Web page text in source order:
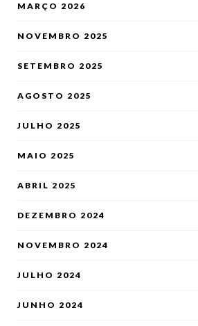
MARÇO 2026
NOVEMBRO 2025
SETEMBRO 2025
AGOSTO 2025
JULHO 2025
MAIO 2025
ABRIL 2025
DEZEMBRO 2024
NOVEMBRO 2024
JULHO 2024
JUNHO 2024